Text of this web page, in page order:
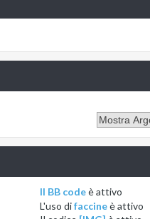
Il BB codeèattivo
L'uso difaccineèattivo